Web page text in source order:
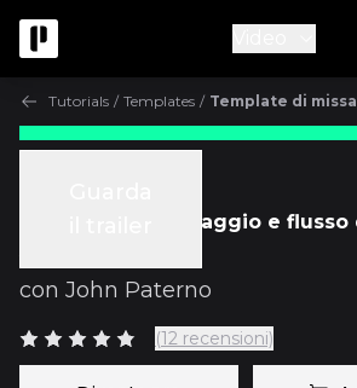
Tutorials / Templates /
Template di missaggio e
con John Paterno
(12 recensioni)